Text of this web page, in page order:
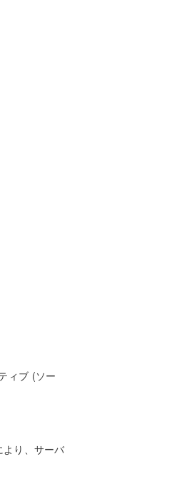
ィブ (ソー
り、サーバ